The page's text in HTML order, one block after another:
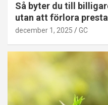
Så byter du till
utan att förlora
december 1, 2025 GC